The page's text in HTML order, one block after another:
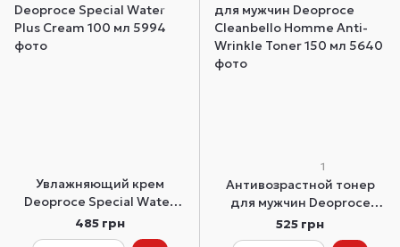
Увлажняющий крем
Deoproce Special Water
Plus Cream 100 мл
485 грн
1
Антивозрастной тонер
для мужчин Deoproce
Cleanbello Homme Anti-
Wrinkle Toner 150 мл
525 грн